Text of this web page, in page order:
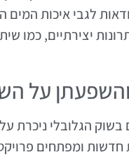
לגבי איכות
יצירתיים, כמו
על
הגלובלי ניכרת
חדשות ומפתחים